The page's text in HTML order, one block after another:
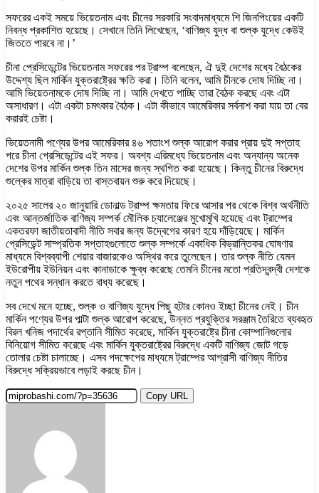
সফরের একই সময়ে ভিয়েতনাম এবং চীনের সরকারি সংবাদমাধ্যমে শি জিনপিংয়ের একটি
নিবন্ধ প্রকাশিত হয়েছে। সেখানে তিনি লিখেছেন, ‘বাণিজ্য যুদ্ধ বা শুল্ক যুদ্ধে কেউই
জিততে পারবে না।’
চীনা প্রেসিডেন্টের ভিয়েতনাম সফরের পর ট্রাম্প বলেছেন, ঐ দুই দেশের মধ্যে বৈঠকের
উদ্দেশ্য ছিল মার্কিন যুক্তরাষ্ট্রের ক্ষতি করা। তিনি বলেন, আমি চীনকে দোষ দিচ্ছি না।
আমি ভিয়েতনামকে দোষ দিচ্ছি না। আমি দেখতে পাচ্ছি তারা বৈঠক করছে এবং এটা
অসাধারণ। এটা একটা চমৎকার বৈঠক। এটা কীভাবে আমেরিকার সর্বনাশ করা যায় তা বের
করারই চেষ্টা।
ভিয়েতনামী পণ্যের উপর আমেরিকার ৪৬ শতাংশ শুল্ক আরোপ করার প্রায় দুই সপ্তাহ
পরে চীনা প্রেসিডেন্টের এই সফর। অবশ্য এরিমধ্যে ভিয়েতনাম এবং অন্যান্য অনেক
দেশের উপর মার্কিন শুল্ক তিন মাসের জন্য স্থগিত করা হয়েছে। কিন্তু চীনের বিরুদ্ধে
শুল্কের মাত্রা বাড়িয়ে তা বাস্তবায়ন শুরু করে দিয়েছে।
২০২৫ সালের ২০ জানুয়ারি ডোনাল্ড ট্রাম্প ক্ষমতায় ফিরে আসার পর থেকে বিশ্ব অর্থনীতি
এবং আন্তর্জাতিক বাণিজ্য সম্পর্ক মৌলিক চ্যালেঞ্জের মুখোমুখি হয়েছে এবং ট্রাম্পের
একতরফা জাতীয়তাবাদী নীতি সবার জন্য উদ্বেগের কারণ হয়ে দাঁড়িয়েছে। মার্কিন
প্রেসিডেন্ট সাম্প্রতিক সপ্তাহগুলোতে শুল্ক সম্পর্কে একাধিক বিভ্রান্তিকর ঘোষণার
মাধ্যমে বিশ্বব্যাপী শেয়ার বাজারকেও অস্থির করে তুলেছেন। তার শুল্ক নীতি যেমন
ইউরোপীয় ইউনিয়ন এবং কানাডাকে ক্ষুব্ধ করেছে তেমনি চীনের মতো প্রতিদ্বন্দ্বী দেশকে
নতুন পথের সন্ধান করতে বাধ্য করেছে।
সব দেখে মনে হচ্ছে, শুল্ক ও বাণিজ্য যুদ্ধে পিছু হটার কোনও ইচ্ছা চীনের নেই। চীন
মার্কিন পণ্যের উপর পাল্টা শুল্ক আরোপ করেছে, উন্নত প্রযুক্তির সরঞ্জাম তৈরিতে ব্যবহৃত
বিরল খনিজ পদার্থের রপ্তানি সীমিত করেছে, মার্কিন যুক্তরাষ্ট্রে চীনা কোম্পানিগুলোর
বিনিয়োগ সীমিত করেছে এবং মার্কিন যুক্তরাষ্ট্রের বিরুদ্ধে একটি বাণিজ্য জোট গড়ে
তোলার চেষ্টা চালাচ্ছে। এসব পদক্ষেপের মাধ্যমে ট্রাম্পের আগ্রাসী বাণিজ্য নীতির
বিরুদ্ধে সক্রিয়ভাবে লড়াই করছে চীন।
Copy URL